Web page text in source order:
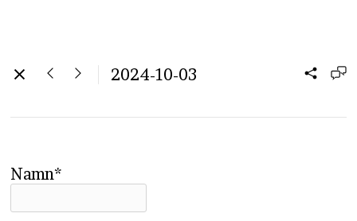
2024-10-03
Namn*